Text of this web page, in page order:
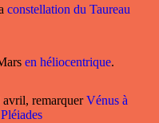
constellation du Taureau
en héliocentrique.
remarquerVénus à